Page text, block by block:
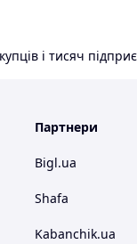
і тисяч
Партнери
Bigl.ua
Shafa
Kabanchik.ua